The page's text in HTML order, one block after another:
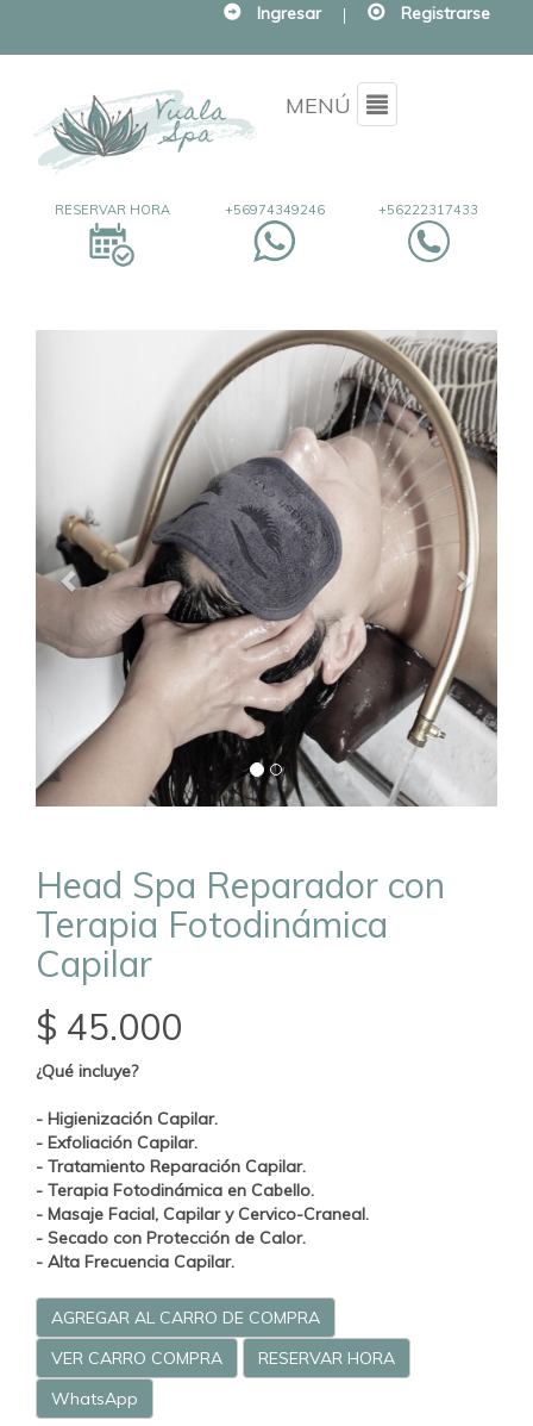
Ingresar | Registrarse
MENÚ Menu
+56222317433
+56974349246
RESERVAR HORA
Head Spa Reparador con
Terapia Fotodinámica
Capilar
$ 45.000
¿Qué incluye?
- Higienización Capilar.
- Exfoliación Capilar.
- Tratamiento Reparación Capilar.
- Terapia Fotodinámica en Cabello.
- Masaje Facial, Capilar y Cervico-Craneal.
- Secado con Protección de Calor.
- Alta Frecuencia Capilar.
AGREGAR AL CARRO DE COMPRA
VER CARRO COMPRA
RESERVAR HORA
WhatsApp